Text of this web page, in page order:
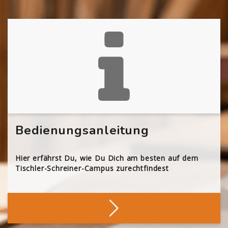
Bedienungsanleitung
Hier erfährst Du, wie Du Dich am besten auf dem
Tischler-Schreiner-Campus zurechtfindest